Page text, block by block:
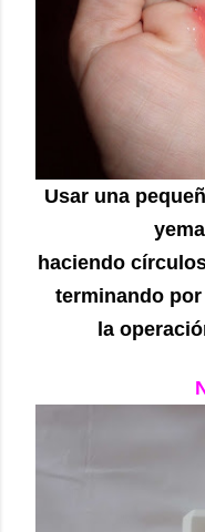
Usar una
haciendo
terminando
la